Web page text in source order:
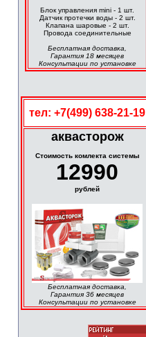
Блок управления mini - 1 шт.
Датчик протечки воды - 2 шт.
Клапана шаровые - 2 шт.
Провода соединительные
Бесплатная доставка,
Гарантия 18 месяцев
Консультации по установке
тел: +7(499) 638-21-19
аквасторож
Cтоимость комлекта системы
12990
рублей
Бесплатная доставка,
Гарантия 36 месяцев
Консультации по установке